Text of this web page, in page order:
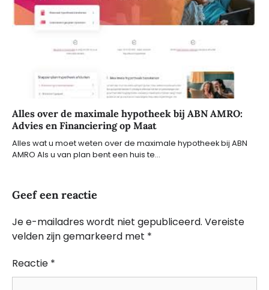
Alles over de maximale hypotheek bij ABN AMRO:
Advies en Financiering op Maat
Alles wat u moet weten over de maximale hypotheek bij ABN
AMRO Als u van plan bent een huis te…
Geef een reactie
Je e-mailadres wordt niet gepubliceerd. Vereiste
velden zijn gemarkeerd met *
Reactie *